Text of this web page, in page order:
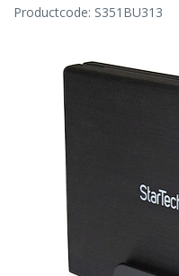
Productcode: S351BU313